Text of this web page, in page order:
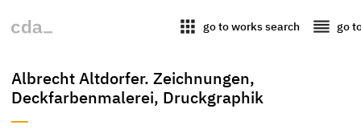
apps go to works search reorder go
Albrecht Altdorfer. Zeichnungen,
Deckfarbenmalerei, Druckgraphik